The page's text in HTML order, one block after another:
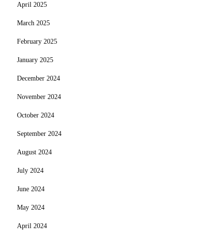
April 2025
March 2025
February 2025
January 2025
December 2024
November 2024
October 2024
September 2024
August 2024
July 2024
June 2024
May 2024
April 2024